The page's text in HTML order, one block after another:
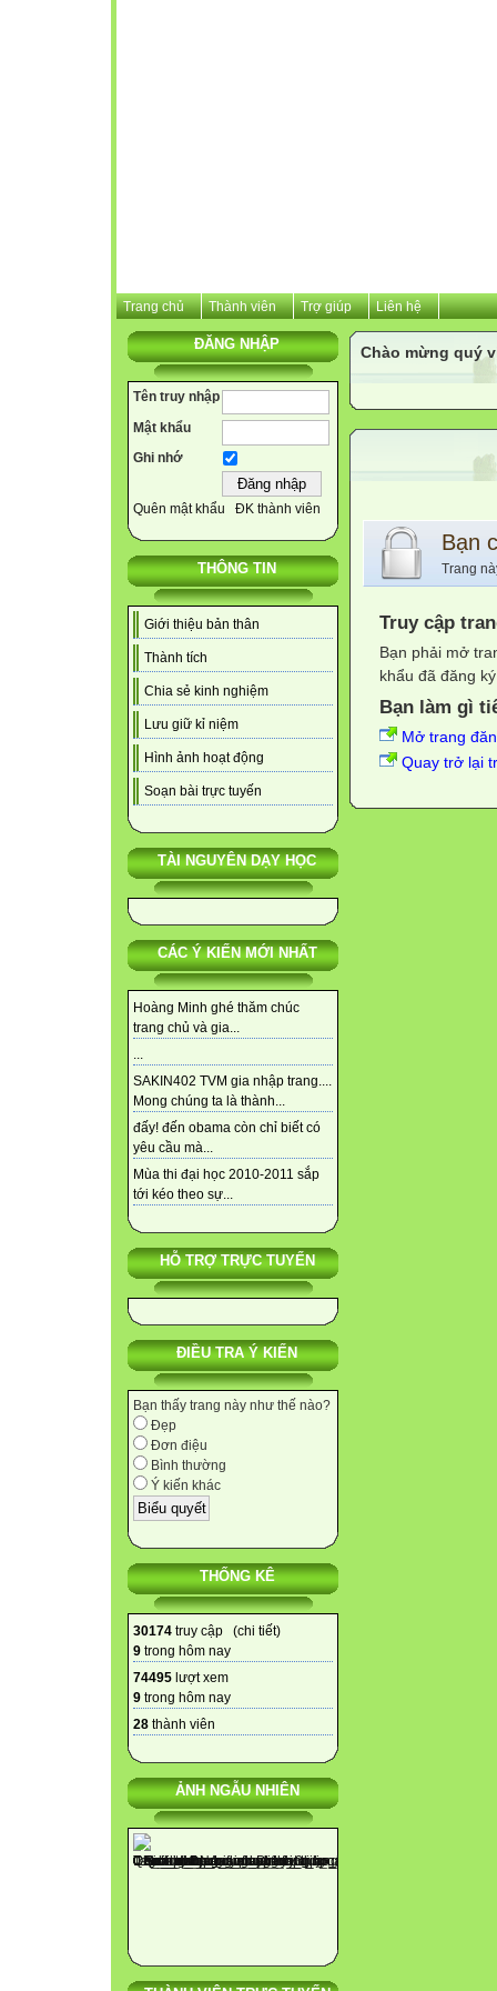
Trang chủ Thành viên Trợ giúp Liên hệ
ĐĂNG NHẬP
Tên truy nhập
Mật khẩu
Ghi nhớ
Quên mật khẩu ĐK thành viên
THÔNG TIN
Giới thiệu bản thân
Thành tích
Chia sẻ kinh nghiệm
Lưu giữ kỉ niệm
Hình ảnh hoạt động
Soạn bài trực tuyến
TÀI NGUYÊN DẠY HỌC
CÁC Ý KIẾN MỚI NHẤT
Hoàng Minh ghé thăm chúc
trang chủ và gia...
...
SAKIN402 TVM gia nhập trang....
Mong chúng ta là thành...
đấy! đến obama còn chỉ biết có
yêu cầu mà...
Mùa thi đại học 2010-2011 sắp
tới kéo theo sự...
HỖ TRỢ TRỰC TUYẾN
ĐIỀU TRA Ý KIẾN
Bạn thấy trang này như thế nào?
Đẹp
Đơn điệu
Bình thường
Ý kiến khác
THỐNG KÊ
30174 truy cập (chi tiết)
9 trong hôm nay
74495 lượt xem
9 trong hôm nay
28 thành viên
ẢNH NGẪU NHIÊN
Chào mừng quý
Bạn
Trang
Truy cập
Bạn phải mở
khẩu đã đăng
Bạn làm gì
Mở trang
Quay trở lại